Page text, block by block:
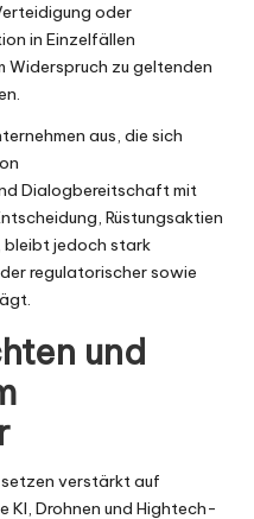
oder
in Einzelfällen
Widerspruch zu geltenden
aus, die sich
Dialogbereitschaft mit
Rüstungsaktien
bleibt jedoch stark
regulatorischer sowie
und
setzen verstärkt auf
KI, Drohnen und Hightech-